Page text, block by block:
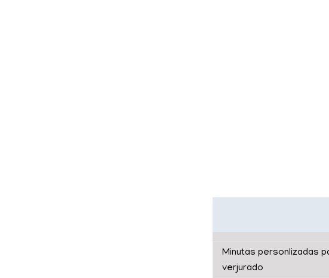
Minutas personlizadas
verjurado